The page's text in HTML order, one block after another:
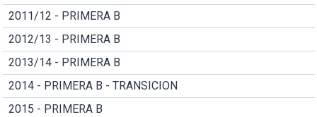
2011/12 - PRIMERA B
2012/13 - PRIMERA B
2013/14 - PRIMERA B
2014 - PRIMERA B - TRANSICION
2015 - PRIMERA B